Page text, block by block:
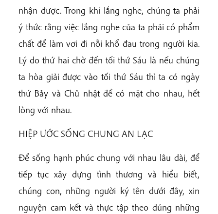
nhận được. Trong khi lắng nghe, chúng ta phải
ý thức rằng việc lắng nghe của ta phải có phẩm
chất để làm vơi đi nỗi khổ đau trong người kia.
Lý do thứ hai chờ đến tối thứ Sáu là nếu chúng
ta hòa giải được vào tối thứ Sáu thì ta có ngày
thứ Bảy và Chủ nhật để có mặt cho nhau, hết
lòng với nhau.
HIỆP ƯỚC SỐNG CHUNG AN LẠC
Để sống hạnh phúc chung với nhau lâu dài, để
tiếp tục xây dựng tình thương và hiểu biết,
chúng con, những người ký tên dưới đây, xin
nguyện cam kết và thực tập theo đúng những